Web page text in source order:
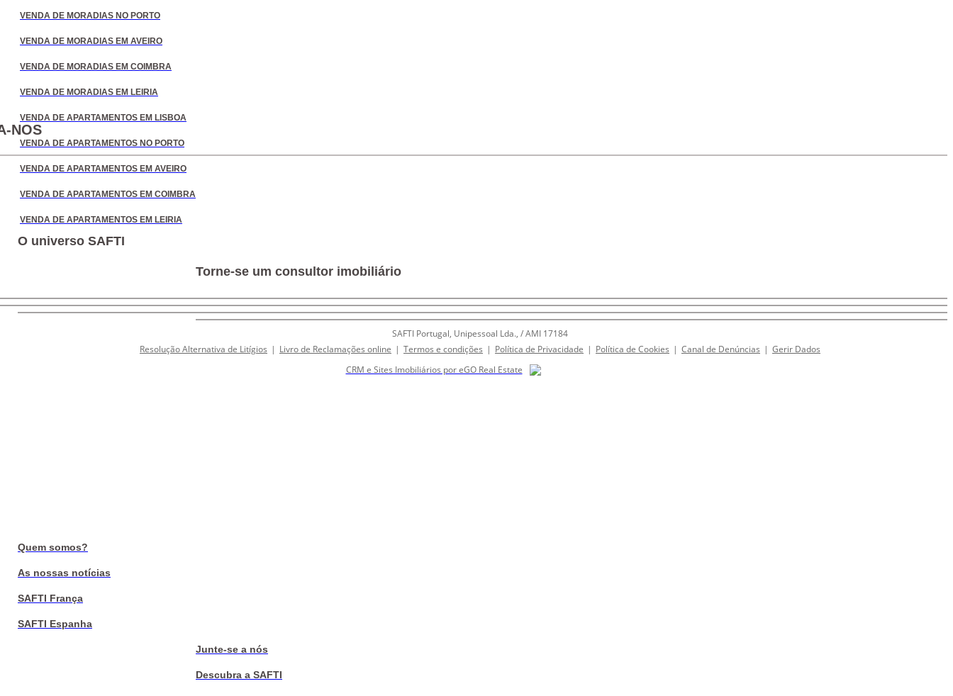
VENDA DE MORADIAS NO PORTO
VENDA DE MORADIAS EM AVEIRO
VENDA DE MORADIAS EM COIMBRA
VENDA DE MORADIAS EM LEIRIA
VENDA DE APARTAMENTOS EM LISBOA
VENDA DE APARTAMENTOS NO PORTO
VENDA DE APARTAMENTOS EM AVEIRO
VENDA DE APARTAMENTOS EM COIMBRA
VENDA DE APARTAMENTOS EM LEIRIA
NOS
O universo SAFTI
Torne-se um consultor imobiliário
Quem somos?
As nossas notícias
SAFTI França
SAFTI Espanha
Junte-se a nós
Descubra a SAFTI
SAFTI Portugal, Unipessoal Lda., / AMI 17184
Resolução Alternativa de Litígios | Livro de Reclamações online | Termos e condições | Política de Privacidade | Política de Cookies | Canal de Denúncias | Gerir Dados
CRM e Sites Imobiliários por eGO Real Estate